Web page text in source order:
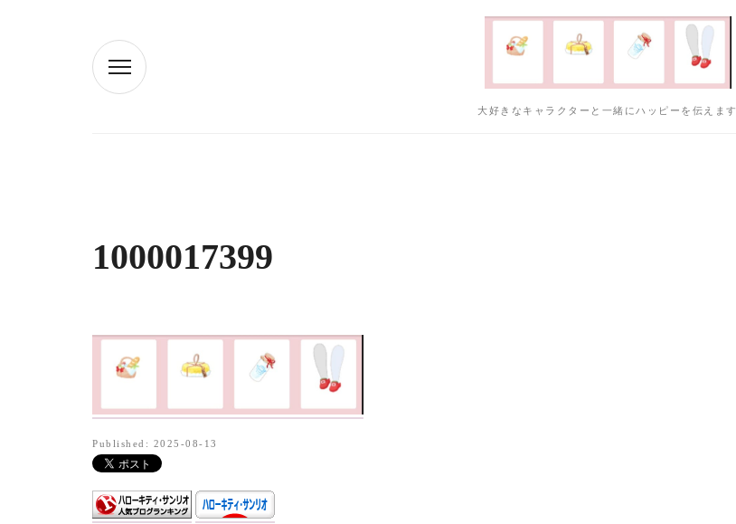
大好きなキャラクターと一緒にハッピーを伝えます
1000017399
Published: 2025-08-13